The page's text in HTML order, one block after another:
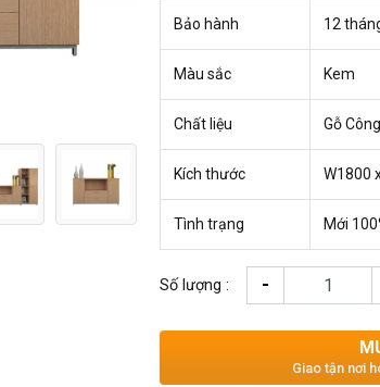
Bảo hành 12
Màu sắc Kem
Chất liệu Gỗ
Kích thước W1800
Tình trạng Mới
Số lượng : -
Giao tận nơi